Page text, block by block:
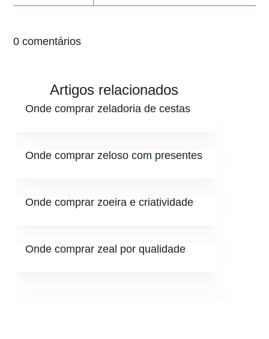
0 comentários
Artigos relacionados
Onde comprar zeladoria de cestas
Onde comprar zeloso com presentes
Onde comprar zoeira e criatividade
Onde comprar zeal por qualidade